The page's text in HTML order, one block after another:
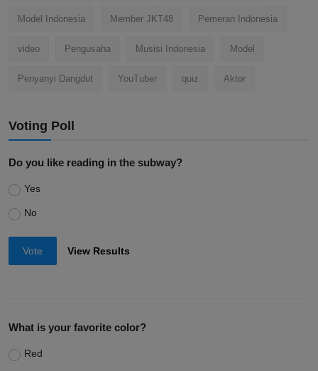
Model Indonesia Member JKT48 Pemeran Indonesia
video Pengusaha Musisi Indonesia Model
Penyanyi Dangdut YouTuber quiz Aktor
Voting Poll
Do you like reading in the subway?
Yes
No
Vote View Results
What is your favorite color?
Red